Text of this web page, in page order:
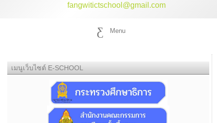
fangwitictschool@gmail.com
Menu
เมนูเว็บไซต์ E-SCHOOL